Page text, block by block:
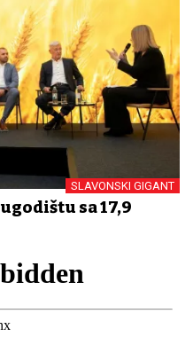
SLAVONSKI GIGANT
sa 17,9